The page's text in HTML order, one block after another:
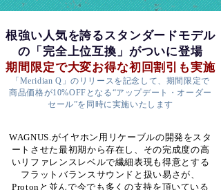
根強い人気を誇るスタンダードモデル
の「完全上位互換」がついに登場
期間限定で大変お得な初回割引も実施
「Meridian Q」のリリースを記念して、期間限定で
商品価格が10%OFFとなる“アップデート・オーダー
セール”を同時に実施いたします
WAGNUS.がイヤホン用リケーブルの開発をスタ
ートさせた最初期から存在し、その完成度の高
いリファレンスレベルで繊細表現も得意とする
フラットバランスサウンドと扱い易さが、
Protonと並んで今でも多くの支持を頂いている